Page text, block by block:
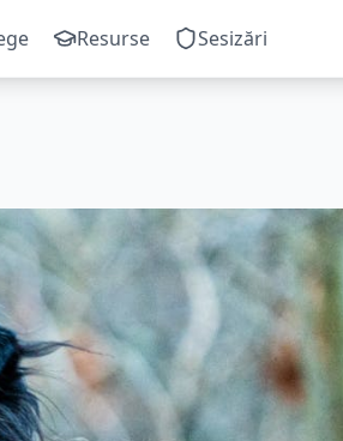
Resurse Sesizări